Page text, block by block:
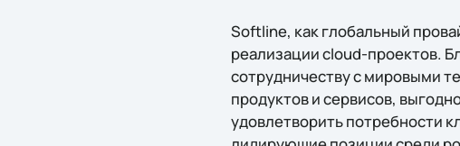
Softline, как глобальный
реализации cloud-проектов.
сотрудничеству с мировыми
продуктов и сервисов,
удовлетворить потребности